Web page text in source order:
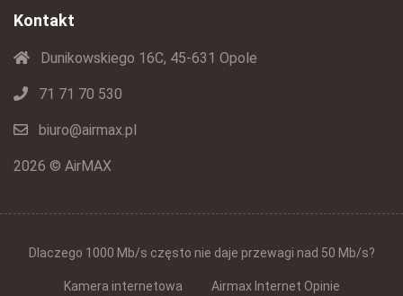
Kontakt
Dunikowskiego 16C, 45-631 Opole
71 71 70 530
biuro@airmax.pl
2026 © AirMAX
Dlaczego 1000 Mb/s często nie daje przewagi nad 50 Mb/s?
Kamera internetowa Airmax Internet Opinie